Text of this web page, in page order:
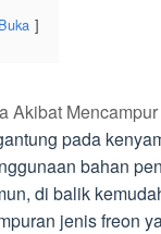
Buka
Akibat
pada
bahan
di balik
jenis freon